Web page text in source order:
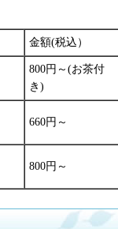
金額(税込）
800円～(お茶付
き)
660円～
800円～